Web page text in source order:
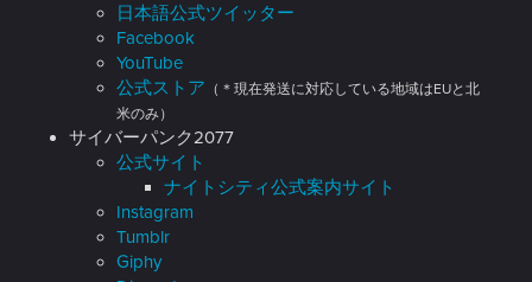
日本語公式ツイッター
Facebook
YouTube
公式ストア （＊現在発送に対応している地域はEUと北
米のみ）
サイバーパンク2077
公式サイト
ナイトシティ公式案内サイト
Instagram
Tumblr
Giphy